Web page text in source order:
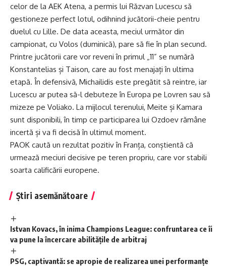
celor de la AEK Atena, a permis lui Răzvan Lucescu să
gestioneze perfect lotul, odihnind jucătorii-cheie pentru
duelul cu Lille. De data aceasta, meciul următor din
campionat, cu Volos (duminică), pare să fie în plan secund.
Printre jucătorii care vor reveni în primul „11” se numără
Konstantelias și Taison, care au fost menajați în ultima
etapă. În defensivă, Michailidis este pregătit să reintre, iar
Lucescu ar putea să-l debuteze în Europa pe Lovren sau să
mizeze pe Voliako. La mijlocul terenului, Meite și Kamara
sunt disponibili, în timp ce participarea lui Ozdoev rămâne
incertă și va fi decisă în ultimul moment.
PAOK caută un rezultat pozitiv în Franța, conștientă că
urmează meciuri decisive pe teren propriu, care vor stabili
soarta calificării europene.
Știri asemănătoare
Istvan Kovacs, în inima Champions League: confruntarea ce îi
va pune la încercare abilitățile de arbitraj
PSG, captivantă: se apropie de realizarea unei performanțe